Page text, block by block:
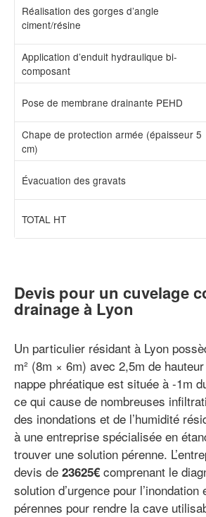
Réalisation des gorges d’angle
ciment/résine
Application d’enduit hydraulique bi-
composant
Pose de membrane drainante PEHD
Chape de protection armée (épaisseur 5
cm)
Évacuation des gravats
TOTAL HT
Devis pour un cuvelage
drainage à Lyon
Un particulier résidant à Lyon
m² (8m × 6m) avec 2,5m de
nappe phréatique est située à -1m
ce qui cause de nombreuses
des inondations et de l’humidité
à une entreprise spécialisée en
trouver une solution pérenne.
devis de 23625€ comprenant le
solution d’urgence pour
pérennes pour rendre la cave